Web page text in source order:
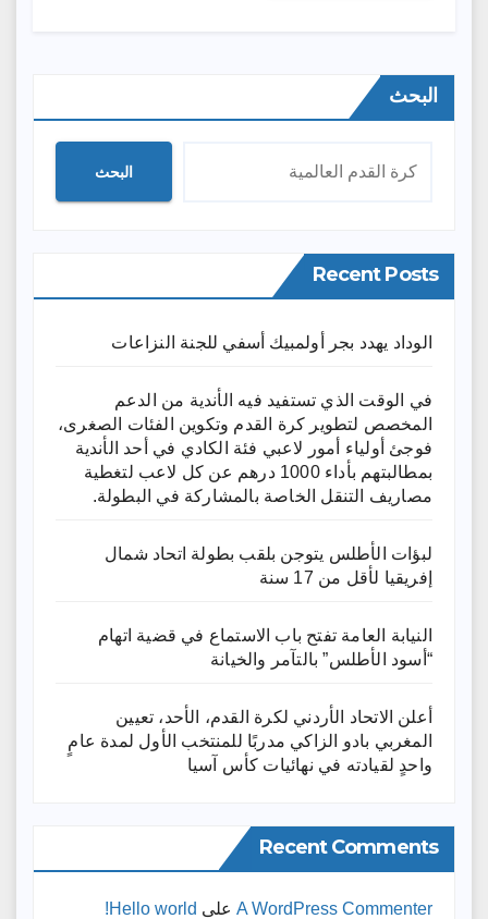
البحث
البحث
Recent Posts
الوداد يهدد بجر أولمبيك أسفي للجنة النزاعات
في الوقت الذي تستفيد فيه الأندية من الدعم
المخصص لتطوير كرة القدم وتكوين الفئات الصغرى،
فوجئ أولياء أمور لاعبي فئة الكادي في أحد الأندية
بمطالبتهم بأداء 1000 درهم عن كل لاعب لتغطية
مصاريف التنقل الخاصة بالمشاركة في البطولة.
لبؤات الأطلس يتوجن بلقب بطولة اتحاد شمال
إفريقيا لأقل من 17 سنة
النيابة العامة تفتح باب الاستماع في قضية اتهام
“أسود الأطلس” بالتآمر والخيانة
أعلن الاتحاد الأردني لكرة القدم، الأحد، تعيين
المغربي بادو الزاكي مدربًا للمنتخب الأول لمدة عامٍ
واحدٍ لقيادته ​في نهائيات كأس آسيا
Recent Comments
A WordPress Commenter على Hello world!